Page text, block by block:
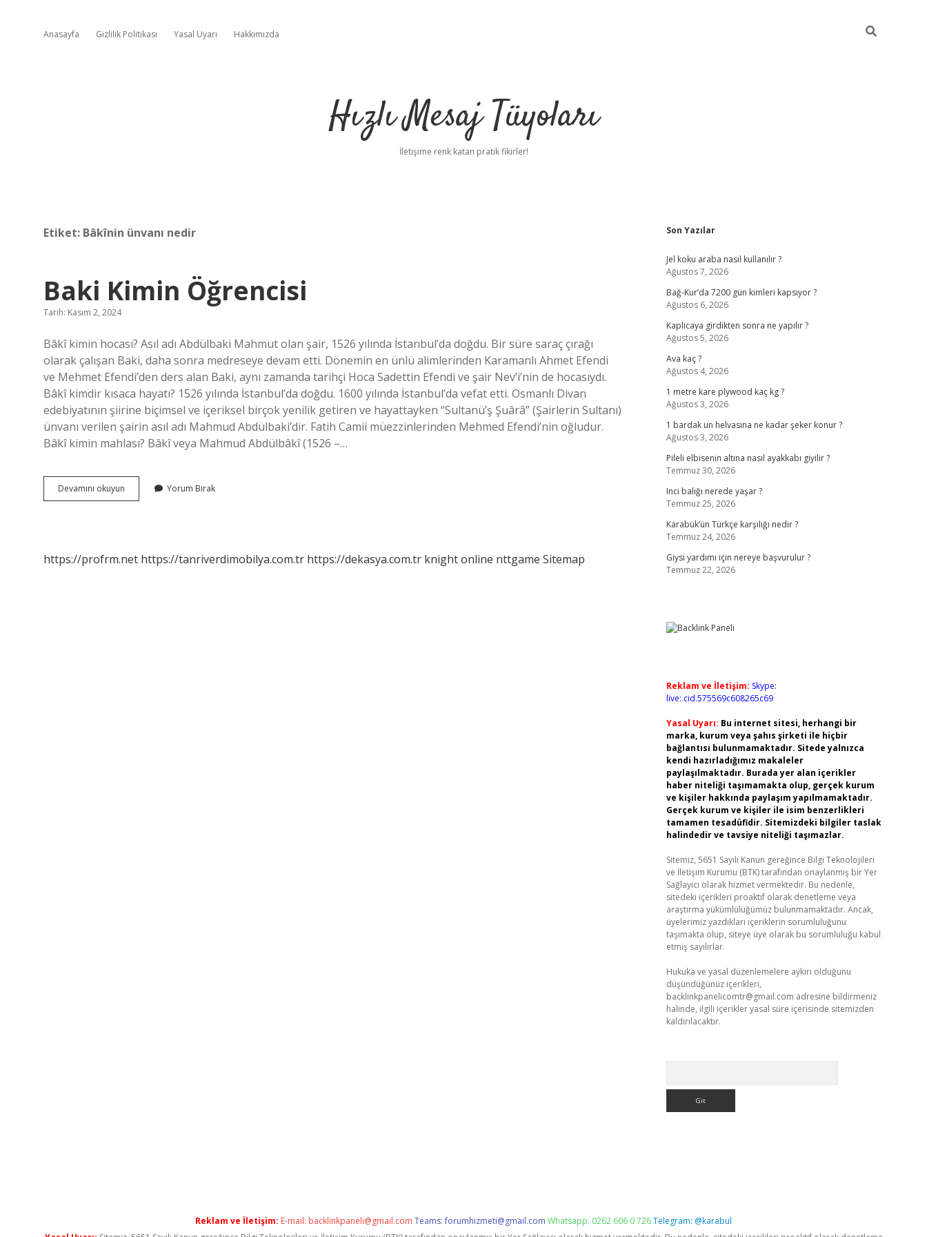
Anasayfa Gizlilik Politikası Yasal Uyarı Hakkımızda
Hızlı Mesaj Tüyoları
İletişime renk katan pratik fikirler!
Etiket: Bâkînin ünvanı nedir
Baki Kimin Öğrencisi
Tarih: Kasım 2, 2024
Bâkî kimin hocası? Asıl adı Abdülbaki Mahmut olan şair, 1526 yılında İstanbul’da doğdu. Bir süre saraç çırağı
olarak çalışan Baki, daha sonra medreseye devam etti. Dönemin en ünlü alimlerinden Karamanlı Ahmet Efendi
ve Mehmet Efendi’den ders alan Baki, aynı zamanda tarihçi Hoca Sadettin Efendi ve şair Nev’i’nin de hocasıydı.
Bâkî kimdir kısaca hayatı? 1526 yılında İstanbul’da doğdu. 1600 yılında İstanbul’da vefat etti. Osmanlı Divan
edebiyatının şiirine biçimsel ve içeriksel birçok yenilik getiren ve hayattayken “Sultanü’ş Şuârâ” (Şairlerin Sultanı)
ünvanı verilen şairin asıl adı Mahmud Abdülbaki’dir. Fatih Camii müezzinlerinden Mehmed Efendi’nin oğludur.
Bâkî kimin mahlası? Bâkî veya Mahmud Abdülbâkî (1526 –…
Devamını okuyun
Kimin
Yorum Bırak
https://profrm.net https://tanriverdimobilya.com.tr https://dekasya.com.tr knight online nttgame Sitemap
Sidebar
Son Yazılar
Jel koku araba nasıl kullanılır ?
Ağustos 7, 2026
Bağ-Kur’da 7200 gün kimleri kapsıyor ?
Ağustos 6, 2026
Kaplicaya girdikten sonra ne yapılır ?
Ağustos 5, 2026
Ava kaç ?
Ağustos 4, 2026
1 metre kare plywood kaç kg ?
Ağustos 3, 2026
1 bardak un helvasına ne kadar şeker konur ?
Ağustos 3, 2026
Pileli elbisenin altına nasıl ayakkabı giyilir ?
Temmuz 30, 2026
Inci balığı nerede yaşar ?
Temmuz 25, 2026
Karabük’ün Türkçe karşılığı nedir ?
Temmuz 24, 2026
Giysi yardımı için nereye başvurulur ?
Temmuz 22, 2026
Reklam ve İletişim: Skype:
live:.cid.575569c608265c69
Yasal Uyarı: Bu internet sitesi, herhangi bir
marka, kurum veya şahıs şirketi ile hiçbir
bağlantısı bulunmamaktadır. Sitede yalnızca
kendi hazırladığımız makaleler
paylaşılmaktadır. Burada yer alan içerikler
haber niteliği taşımamakta olup, gerçek kurum
ve kişiler hakkında paylaşım yapılmamaktadır.
Gerçek kurum ve kişiler ile isim benzerlikleri
tamamen tesadüfidir. Sitemizdeki bilgiler taslak
halindedir ve tavsiye niteliği taşımazlar.
Sitemiz, 5651 Sayılı Kanun gereğince Bilgi Teknolojileri
ve İletişim Kurumu (BTK) tarafından onaylanmış bir Yer
Sağlayıcı olarak hizmet vermektedir. Bu nedenle,
sitedeki içerikleri proaktif olarak denetleme veya
araştırma yükümlülüğümüz bulunmamaktadır. Ancak,
üyelerimiz yazdıkları içeriklerin sorumluluğunu
taşımakta olup, siteye üye olarak bu sorumluluğu kabul
etmiş sayılırlar.
Hukuka ve yasal düzenlemelere aykırı olduğunu
düşündüğünüz içerikleri,
backlinkpanelicomtr@gmail.com adresine bildirmeniz
halinde, ilgili içerikler yasal süre içerisinde sitemizden
kaldırılacaktır.
Reklam ve İletişim: E-mail: backlinkpaneli@gmail.com Teams:forumhizmeti@gmail.com Whatsapp: 0262 606 0 726Telegram: @karabul